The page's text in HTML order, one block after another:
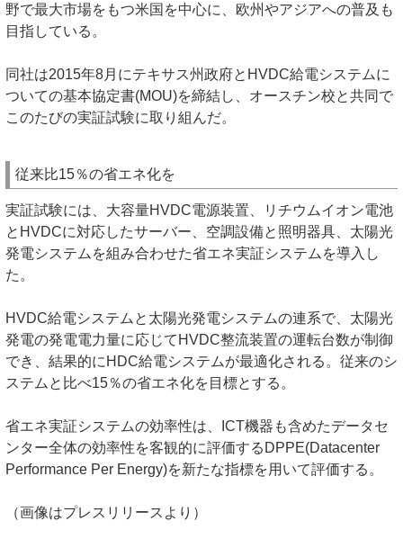
野で最大市場をもつ米国を中心に、欧州やアジアへの普及も
目指している。
同社は2015年8月にテキサス州政府とHVDC給電システムに
ついての基本協定書(MOU)を締結し、オースチン校と共同で
このたびの実証試験に取り組んだ。
従来比15％の省エネ化を
実証試験には、大容量HVDC電源装置、リチウムイオン電池
とHVDCに対応したサーバー、空調設備と照明器具、太陽光
発電システムを組み合わせた省エネ実証システムを導入し
た。
HVDC給電システムと太陽光発電システムの連系で、太陽光
発電の発電電力量に応じてHVDC整流装置の運転台数が制御
でき、結果的にHDC給電システムが最適化される。従来のシ
ステムと比べ15％の省エネ化を目標とする。
省エネ実証システムの効率性は、ICT機器も含めたデータセ
ンター全体の効率性を客観的に評価するDPPE(Datacenter
Performance Per Energy)を新たな指標を用いて評価する。
（画像はプレスリリースより）